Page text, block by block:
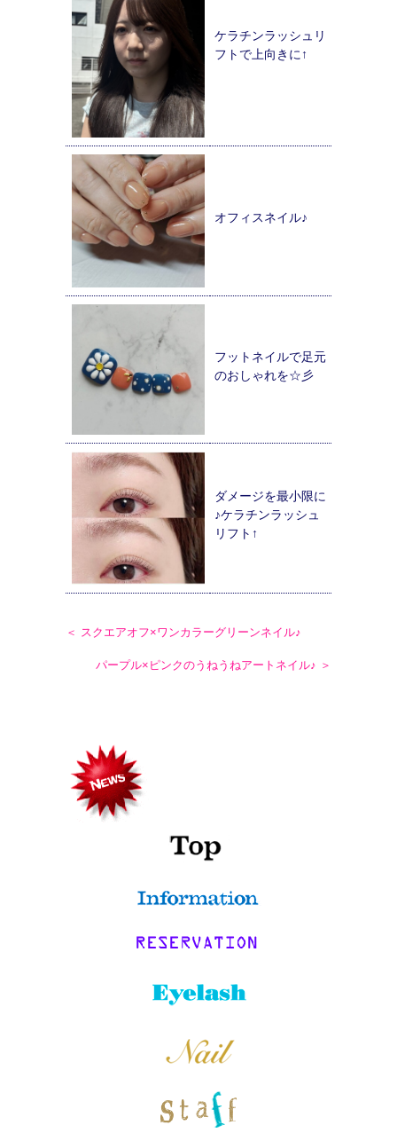
ケラチンラッシュリ
フトで上向きに↑
オフィスネイル♪
フットネイルで足元
のおしゃれを☆彡
ダメージを最小限に
♪ケラチンラッシュ
リフト↑
＜ スクエアオフ×ワンカラーグリーンネイル♪
パープル×ピンクのうねうねアートネイル♪ ＞